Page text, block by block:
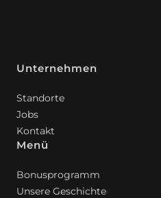
Unternehmen
Standorte
Jobs
Kontakt
Menü
Bonusprogramm
Unsere Geschichte